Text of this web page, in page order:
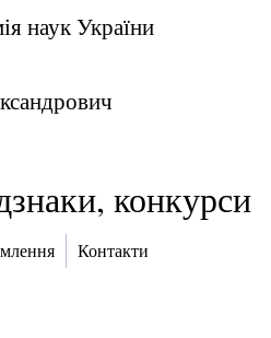
наук України
конкурси
Контакти